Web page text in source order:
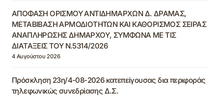
ΑΠΟΦΑΣΗ ΟΡΙΣΜΟΥ ΑΝΤΙΔΗΜΑΡΧΩΝ Δ. ΔΡΑΜΑΣ,
ΜΕΤΑΒΙΒΑΣΗ ΑΡΜΟΔΙΟΤΗΤΩΝ ΚΑΙ ΚΑΘΟΡΙΣΜΟΣ ΣΕΙΡΑΣ
ΑΝΑΠΛΗΡΩΣΗΣ ΔΗΜΑΡΧΟΥ, ΣΥΜΦΩΝΑ ΜΕ ΤΙΣ
ΔΙΑΤΑΞΕΙΣ ΤΟΥ Ν.5314/2026
4 Αυγούστου 2026
Πρόσκληση 23η/4-08-2026 κατεπείγουσας δια περιφοράς
τηλεφωνικώς συνεδρίασης Δ.Σ.